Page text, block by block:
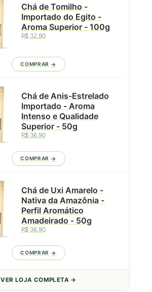
Chá de Tomilho -
Importado do Egito -
Aroma Superior - 100g
R$ 32,90
COMPRAR
Chá de Anis-Estrelado
Importado - Aroma
Intenso e Qualidade
Superior - 50g
R$ 36,90
COMPRAR
Chá de Uxi Amarelo -
Nativa da Amazônia -
Perfil Aromático
Amadeirado - 50g
R$ 36,90
COMPRAR
VER LOJA COMPLETA →